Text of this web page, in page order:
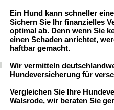
Ein Hund kann schneller
Sichern Sie Ihr finanzielles
optimal ab. Denn wenn Sie
einen Schaden anrichtet,
haftbar gemacht.
Wir vermitteln
Hundeversicherung für
Vergleichen Sie Ihre
Walsrode, wir beraten Sie